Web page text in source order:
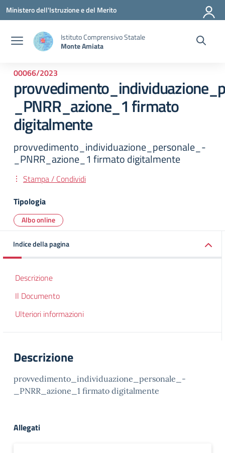
Vai ai contenuti
Vai al menu di navigazione
Vai al footer
Ministero dell'Istruzione e del Merito
Istituto Comprensivo Statale
Monte Amiata
00066/2023
_PNRR_azione_1 firmato
digitalmente
provvedimento_individuazione_personale_-
_PNRR_azione_1 firmato digitalmente
Stampa / Condividi
Tipologia
Albo online
Indice della pagina
Descrizione
Il Documento
Ulteriori informazioni
Descrizione
provvedimento_individuazione_personale_-
_PNRR_azione_1 firmato digitalmente
Allegati